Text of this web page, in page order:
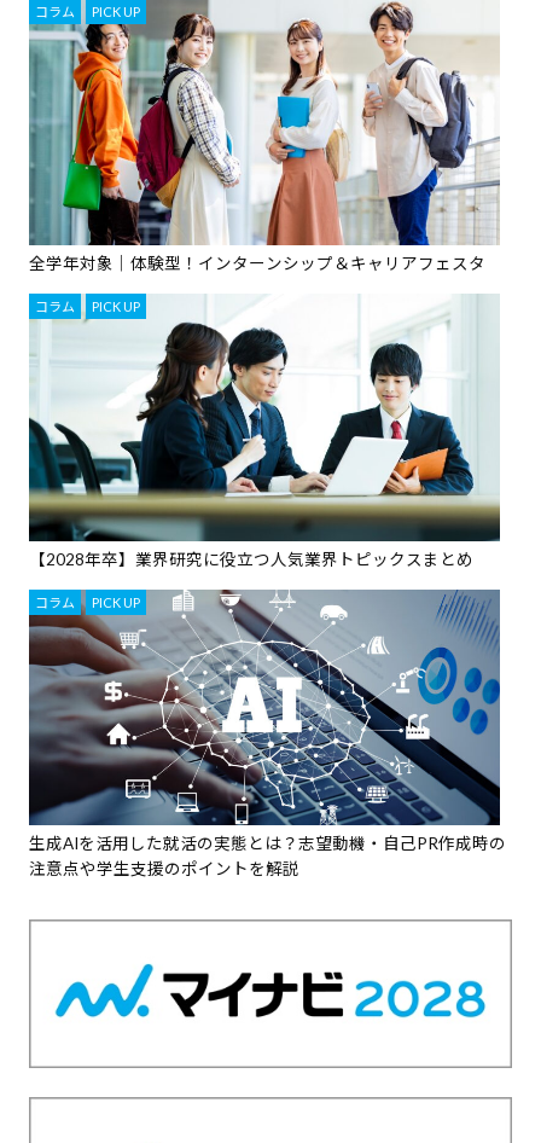
コラム PICK UP
全学年対象｜体験型！インターンシップ＆キャリアフェスタ
コラム PICK UP
【2028年卒】業界研究に役立つ人気業界トピックスまとめ
コラム , PICK UP
生成AIを活用した就活の実態とは？志望動機・自己PR作成時の
注意点や学生支援のポイントを解説